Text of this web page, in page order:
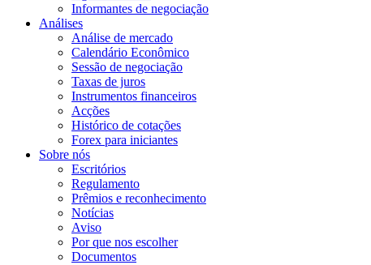
Informantes de negociação
Análises
Análise de mercado
Calendário Econômico
Sessão de negociação
Taxas de juros
Instrumentos financeiros
Acções
Histórico de cotações
Forex para iniciantes
Sobre nós
Escritórios
Regulamento
Prêmios e reconhecimento
Notícias
Aviso
Por que nos escolher
Documentos